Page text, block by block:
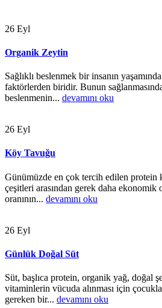
26 Eyl
Organik Zeytin
Sağlıklı beslenmek bir insanın
faktörlerden biridir. Bunun
beslenmenin... devamını oku
26 Eyl
Köy Tavuğu
Günümüzde en çok tercih edilen protein
çeşitleri arasından gerek daha ekonomik
oranının... devamını oku
26 Eyl
Günlük Doğal Süt
Süt, başlıca protein, organik yağ, doğal
vitaminlerin vücuda alınması için
gereken bir... devamını oku